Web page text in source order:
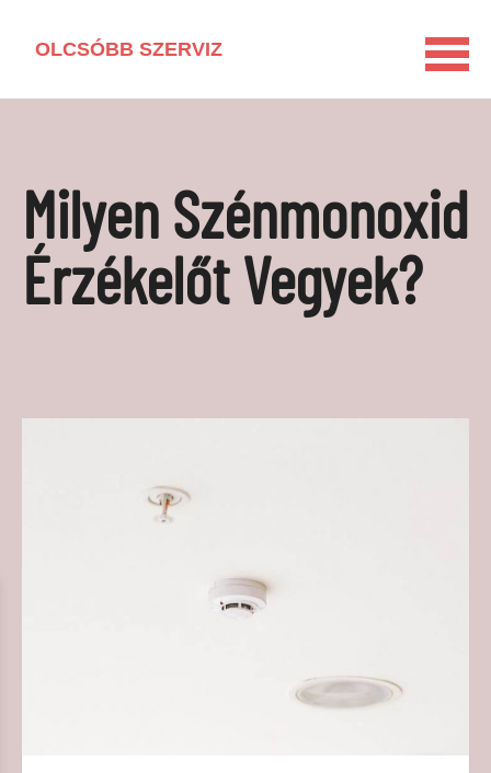
OLCSÓBB SZERVIZ
LAKÁSFELÚJÍTÁS
VEGYSZERMENTES HÁZTARTÁS
BARKÁCSOLÁS
Milyen Szénmonoxid
Érzékelőt Vegyek?